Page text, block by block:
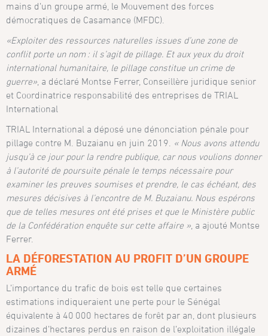
mains d’un groupe armé, le Mouvement des forces
démocratiques de Casamance (MFDC).
«Exploiter des ressources naturelles issues d’une zone de
conflit porte un nom : il s’agit de pillage. Et aux yeux du droit
international humanitaire, le pillage constitue un crime de
guerre» , a déclaré Montse Ferrer, Conseillère juridique senior
et Coordinatrice responsabilité des entreprises de TRIAL
International
TRIAL International a déposé une dénonciation pénale pour
pillage contre M. Buzaianu en juin 2019. « Nous avons attendu
jusqu’à ce jour pour la rendre publique, car nous voulions donner
à l’autorité de poursuite pénale le temps nécessaire pour
examiner les preuves soumises et prendre, le cas échéant, des
mesures décisives à l’encontre de M. Buzaianu. Nous espérons
que de telles mesures ont été prises et que le Ministère public
de la Confédération enquête sur cette affaire » , a ajouté Montse
Ferrer.
LA DÉFORESTATION AU PROFIT D’UN GROUPE
ARMÉ
L’importance du trafic de bois est telle que certaines
estimations indiqueraient une perte pour le Sénégal
équivalente à 40 000 hectares de forêt par an, dont plusieurs
dizaines d’hectares perdus en raison de l’exploitation illégale